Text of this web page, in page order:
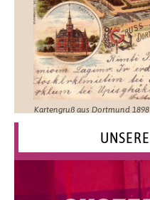
Kartengruß aus Dortmund